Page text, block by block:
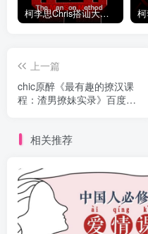
柯李思Chris搭讪大师“曼森方法”完整版下载
上一篇
chic原醉《最有趣的撩汉课
程：渣男撩妹实录》百度云
相关推荐